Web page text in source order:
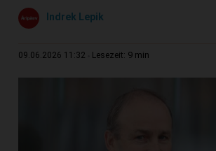
Indrek Lepik
09.06.2026 11:32 Lesezeit: 9 min